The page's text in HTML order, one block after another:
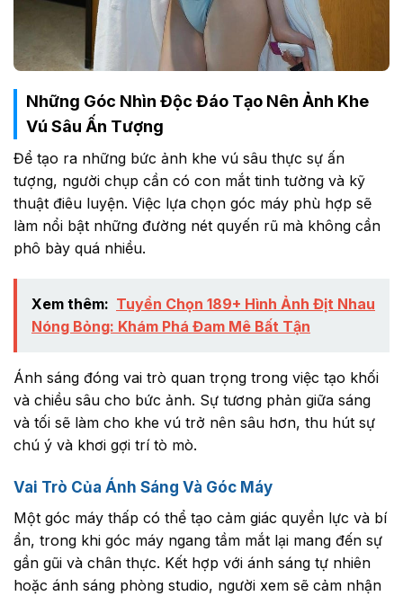
Những Góc Nhìn Độc Đáo Tạo Nên Ảnh Khe
Vú Sâu Ấn Tượng
Để tạo ra những bức ảnh khe vú sâu thực sự ấn
tượng, người chụp cần có con mắt tinh tường và kỹ
thuật điêu luyện. Việc lựa chọn góc máy phù hợp sẽ
làm nổi bật những đường nét quyến rũ mà không cần
phô bày quá nhiều.
Xem thêm: Tuyển Chọn 189+ Hình Ảnh Địt Nhau
Nóng Bỏng: Khám Phá Đam Mê Bất Tận
Ánh sáng đóng vai trò quan trọng trong việc tạo khối
và chiều sâu cho bức ảnh. Sự tương phản giữa sáng
và tối sẽ làm cho khe vú trở nên sâu hơn, thu hút sự
chú ý và khơi gợi trí tò mò.
Vai Trò Của Ánh Sáng Và Góc Máy
Một góc máy thấp có thể tạo cảm giác quyền lực và bí
ẩn, trong khi góc máy ngang tầm mắt lại mang đến sự
gần gũi và chân thực. Kết hợp với ánh sáng tự nhiên
hoặc ánh sáng phòng studio, người xem sẽ cảm nhận